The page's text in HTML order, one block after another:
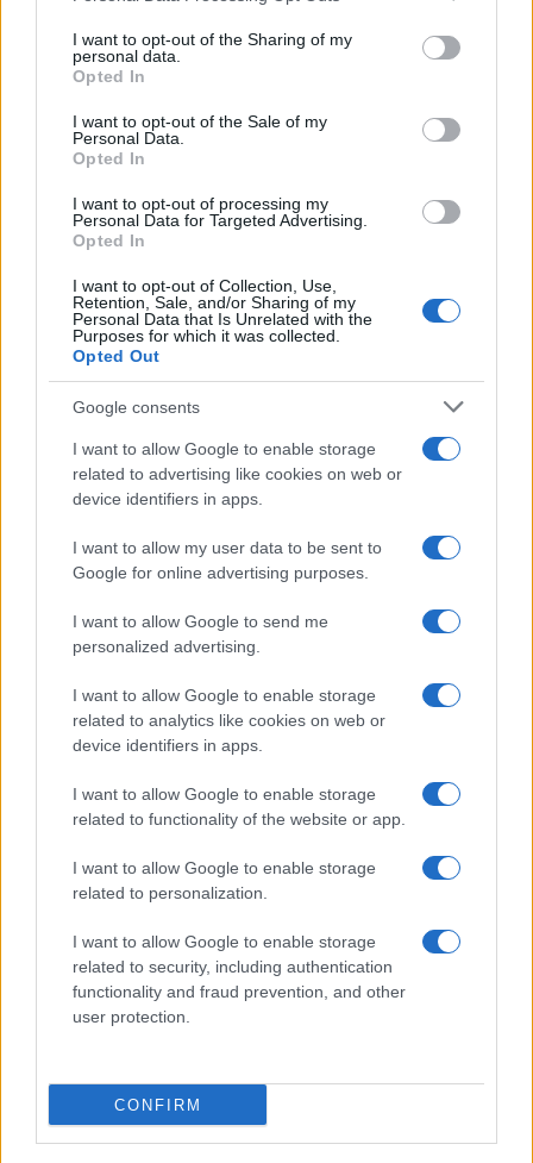
not limited to your visit or usage behaviour. You may click to
grant or deny consent to Google and its third-party tags to
use your data for below specified purposes in below Google
consent section.
I want to opt-out of the Sharing of my
personal data.
Opted In
I want to opt-out of the Sale of my
Personal Data.
Opted In
I want to opt-out of processing my
Personal Data for Targeted Advertising.
Opted In
I want to opt-out of Collection, Use,
Retention, Sale, and/or Sharing of my
Personal Data that Is Unrelated with the
Purposes for which it was collected.
Opted Out
Google consents
I want to allow Google to enable storage
related to advertising like cookies on web or
device identifiers in apps.
I want to allow my user data to be sent to
Google for online advertising purposes.
I want to allow Google to send me
personalized advertising.
I want to allow Google to enable storage
related to analytics like cookies on web or
device identifiers in apps.
I want to allow Google to enable storage
related to functionality of the website or app.
I want to allow Google to enable storage
related to personalization.
I want to allow Google to enable storage
related to security, including authentication
functionality and fraud prevention, and other
user protection.
CONFIRM
MOTORI
Auto in fiamme: procedura sicura, errori da evitare
Ilaria Mauri · 7 Ago 2026
Strategia power unit F1: gestione ICE, turbo e
mappature
Andrea Conforti · 7 Ago 2026